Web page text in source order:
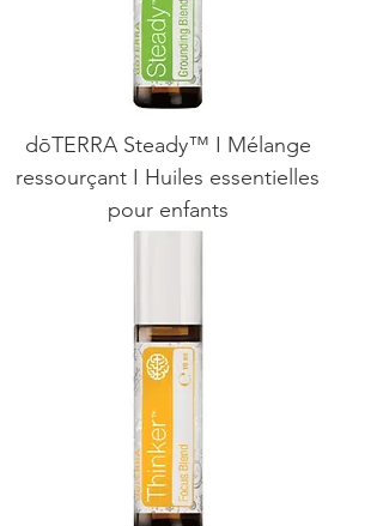
dōTERRA Steady™ I Mélange
ressourçant I Huiles essentielles
pour enfants